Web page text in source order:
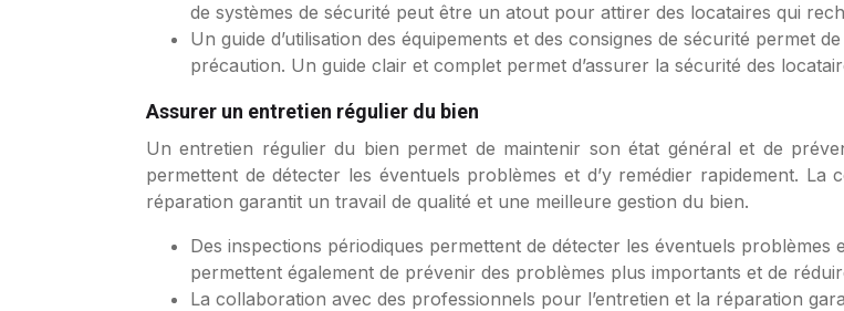
de systèmes de sécurité peut être un atout pour attirer des locataires qui
Un guide d’utilisation des équipements et des consignes de sécurité permet
précaution. Un guide clair et complet permet d’assurer la sécurité des
Assurer un entretien régulier du bien
Un entretien régulier du bien permet de maintenir son état général et de
permettent de détecter les éventuels problèmes et d’y remédier rapidement.
réparation garantit un travail de qualité et une meilleure gestion du bien.
Des inspections périodiques permettent de détecter les éventuels problèmes
permettent également de prévenir des problèmes plus importants et de
La collaboration avec des professionnels pour l’entretien et la réparation